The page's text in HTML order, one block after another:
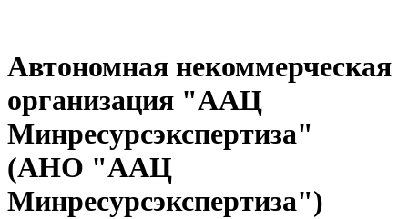
Автономная некоммерческая
организация "ААЦ
Минресурсэкспертиза"
(АНО "ААЦ
Минресурсэкспертиза")